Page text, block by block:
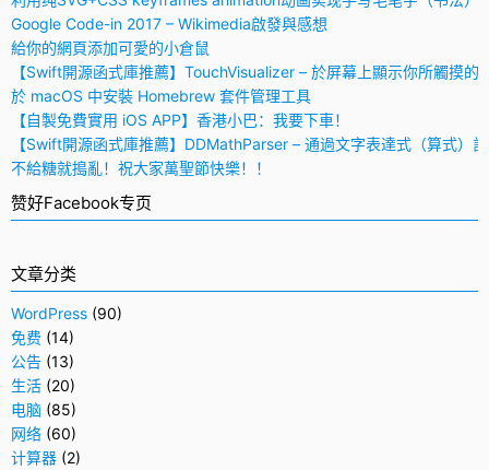
Google Code-in 2017 – Wikimedia啟發與感想
給你的網頁添加可愛的小倉鼠
【Swift開源函式庫推薦】TouchVisualizer – 於屏幕上顯示你所觸摸的
於 macOS 中安裝 Homebrew 套件管理工具
【自製免費實用 iOS APP】香港小巴：我要下車！
【Swift開源函式庫推薦】DDMathParser – 通過文字表達式（算式）
不給糖就搗亂！祝大家萬聖節快樂！！
赞好Facebook专页
文章分类
WordPress (90)
免费 (14)
公告 (13)
生活 (20)
电脑 (85)
网络 (60)
计算器 (2)